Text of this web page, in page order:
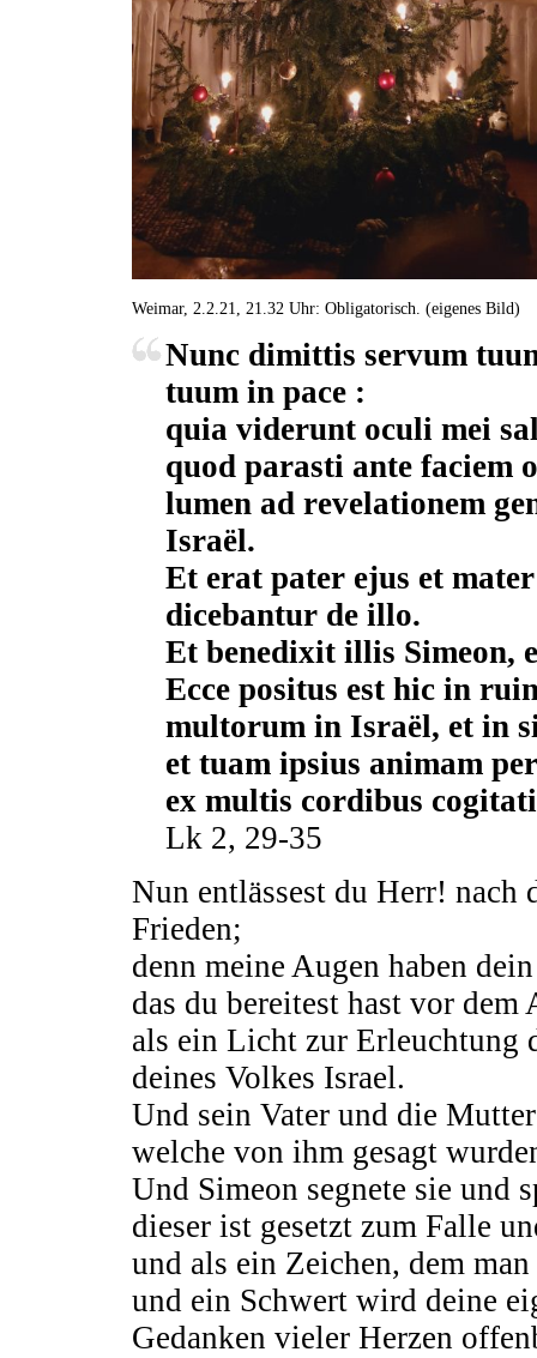
Weimar, 2.2.21, 21.32 Uhr: Obligatorisch. (eigenes Bild)
Nunc dimittis servum
tuum in pace :
quia viderunt oculi mei
quod parasti ante faciem
lumen ad revelationem
Israël.
Et erat pater ejus et
dicebantur de illo.
Et benedixit illis Simeon,
Ecce positus est hic in
multorum in Israël, et in
et tuam ipsius animam
ex multis cordibus
Lk 2, 29-35
Nun entlässest du Herr! nach
Frieden;
denn meine Augen haben
das du bereitest hast vor
als ein Licht zur Erleuchtung
deines Volkes Israel.
Und sein Vater und die
welche von ihm gesagt
Und Simeon segnete sie und
dieser ist gesetzt zum Falle
und als ein Zeichen, dem
und ein Schwert wird deine
Gedanken vieler Herzen